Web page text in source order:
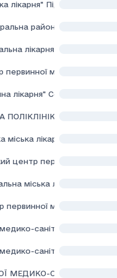
лікарня" Підкамінської
районна лікарня"
лікарня" Сколівської
медичної
Сокальської
№ 1""
лікарня"
центр первинної медико -
міська лікарня"
медико-
санітарної допомоги
санітарної допомоги
МЕДИКО-САНІТАРНОЇ